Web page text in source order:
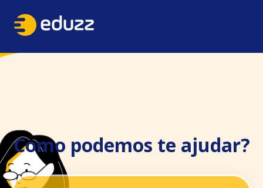
Como podemos te ajudar?